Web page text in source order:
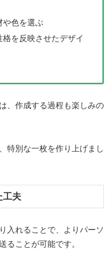
や色を選ぶ
を反映させたデザイ
、作成する過程も楽しみの
特別な一枚を作り上げまし
工夫
入れることで、よりパーソ
ることが可能です。